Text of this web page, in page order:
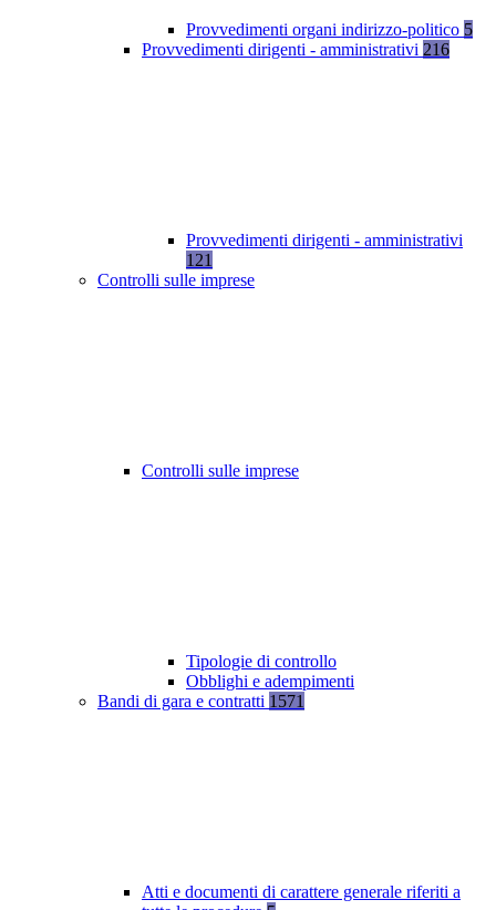
Provvedimenti organi indirizzo-politico 5
Provvedimenti dirigenti - amministrativi 216
Provvedimenti dirigenti - amministrativi
121
Controlli sulle imprese
Controlli sulle imprese
Tipologie di controllo
Obblighi e adempimenti
Bandi di gara e contratti 1571
Atti e documenti di carattere generale riferiti a